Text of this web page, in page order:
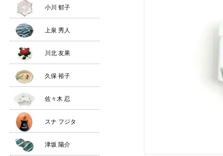
小川 郁子
上泉 秀人
川北 友果
久保 裕子
佐々木 忍
スナ フジタ
津坂 陽介